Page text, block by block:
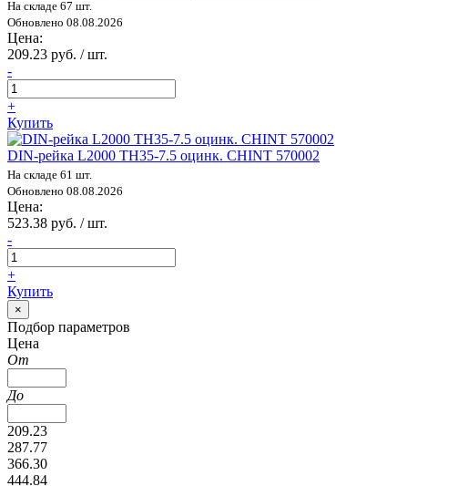
На складе 67 шт.
Обновлено 08.08.2026
Цена:
209.23 руб. / шт.
-
+
Купить
DIN-рейка L2000 TH35-7.5 оцинк. CHINT 570002
На складе 61 шт.
Обновлено 08.08.2026
Цена:
523.38 руб. / шт.
-
+
Купить
×
Подбор параметров
Цена
От
До
209.23
287.77
366.30
444.84